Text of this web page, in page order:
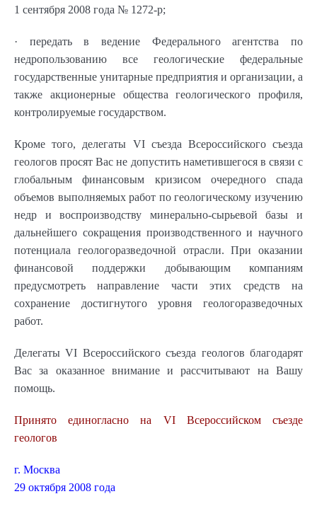
1 сентября 2008 года № 1272-р;
· передать в ведение Федерального агентства по
недропользованию все геологические федеральные
государственные унитарные предприятия и организации, а
также акционерные общества геологического профиля,
контролируемые государством.
Кроме того, делегаты VI съезда Всероссийского съезда
геологов просят Вас не допустить наметившегося в связи с
глобальным финансовым кризисом очередного спада
объемов выполняемых работ по геологическому изучению
недр и воспроизводству минерально-сырьевой базы и
дальнейшего сокращения производственного и научного
потенциала геологоразведочной отрасли. При оказании
финансовой поддержки добывающим компаниям
предусмотреть направление части этих средств на
сохранение достигнутого уровня геологоразведочных
работ.
Делегаты VI Всероссийского съезда геологов благодарят
Вас за оказанное внимание и рассчитывают на Вашу
помощь.
Принято единогласно на VI Всероссийском съезде
геологов
г. Москва
29 октября 2008 года